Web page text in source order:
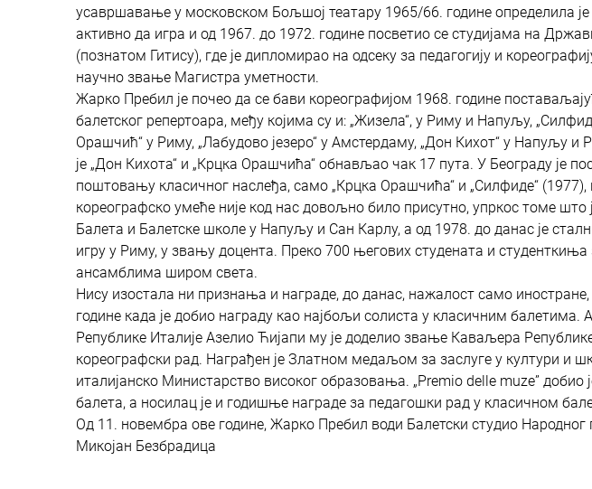
усавршавање у московском Бољшој театару 1965/66. године определила је
активно да игра и од 1967. до 1972. године посветио се студијама на
(познатом Гитису), где је дипломирао на одсеку за педагогију и
научно звање Магистра уметности.
Жарко Пребил је почео да се бави кореографијом 1968. године
балетског репертоара, међу којима су и: „Жизела“, у Риму и Напуљу,
Орашчић“ у Риму, „Лабудово језеро“ у Амстердаму, „Дон Кихот“ у Напуљу
је „Дон Кихота“ и „Крцка Орашчића“ обнављао чак 17 пута. У Београду је
поштовању класичног наслеђа, само „Крцка Орашчића“ и „Силфиде“
кореографско умеће није код нас довољно било присутно, упркос томе што
Балета и Балетске школе у Напуљу и Сан Карлу, а од 1978. до данас је
игру у Риму, у звању доцента. Преко 700 његових студената и студенткиња
ансамблима широм света.
Нису изостала ни признања и награде, до данас, нажалост само
године када је добио награду као најбољи солиста у класичним балетима.
Републике Италије Азелио Ћијапи му је доделио звање Каваљера
кореографски рад. Награђен је Златном медаљом за заслуге у култури и
италијанско Министарство високог образовања. „Premio delle muze” добио
балета, а носилац је и годишње награде за педагошки рад у класичном
Од 11. новембра ове године, Жарко Пребил води Балетски студио Народног
Микојан Безбрадица